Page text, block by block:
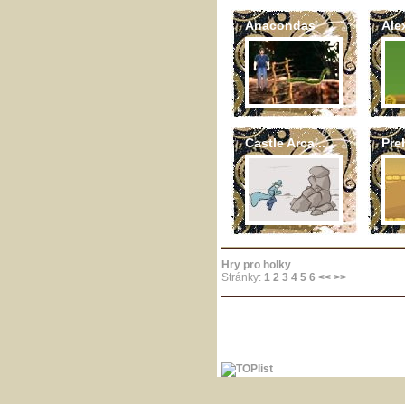
Anacondas
Castle Arca...
Hry pro holky
Stránky: 1 2 3 4 5 6 << >>